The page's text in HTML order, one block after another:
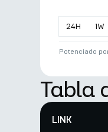
24H 1W
Potenciado
Tabla
LINK